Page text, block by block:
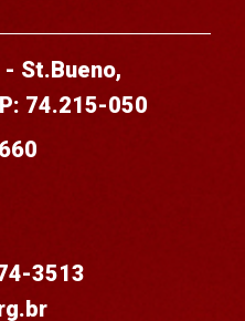
- St.Bueno,
74.215-050
3513